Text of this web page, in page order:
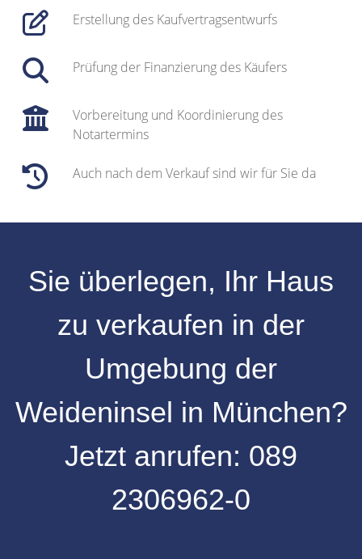
Erstellung des Kaufvertragsentwurfs
Prüfung der Finanzierung des Käufers
Vorbereitung und Koordinierung des
Notartermins
Auch nach dem Verkauf sind wir für Sie da
Sie überlegen, Ihr Haus
zu verkaufen in der
Umgebung der
Weideninsel in München?
Jetzt anrufen: 089
2306962-0